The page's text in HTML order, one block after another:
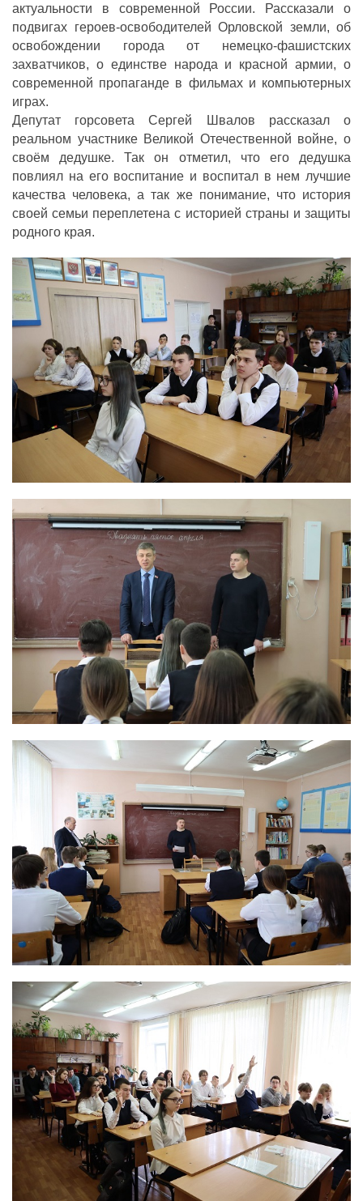
актуальности в современной России. Рассказали о
подвигах героев-освободителей Орловской земли, об
освобождении города от немецко-фашистских
захватчиков, о единстве народа и красной армии, о
современной пропаганде в фильмах и компьютерных
играх.
Депутат горсовета Сергей Швалов рассказал о
реальном участнике Великой Отечественной войне, о
своём дедушке. Так он отметил, что его дедушка
повлиял на его воспитание и воспитал в нем лучшие
качества человека, а так же понимание, что история
своей семьи переплетена с историей страны и защиты
родного края.